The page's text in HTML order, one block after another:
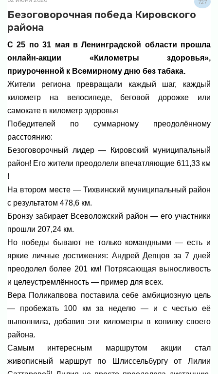
727
Безоговорочная победа Кировского
района
С 25 по 31 мая в Ленинградской области прошла
онлайн‑акции «Километры здоровья»,
приуроченной к Всемирному дню без табака.
Жители региона превращали каждый шаг, каждый
километр на велосипеде, беговой дорожке или
самокате в километр здоровья
Победителей по суммарному преодолённому
расстоянию:
Безоговорочный лидер — Кировский муниципальный
район! Его жители преодолели впечатляющие 611,33 км
!
На втором месте — Тихвинский муниципальный район
с результатом 478,6 км.
Бронзу забирает Всеволожский район — его участники
прошли 207,24 км.
Но победы бывают не только командными — есть и
яркие личные достижения: Андрей Депцов за 7 дней
преодолел более 201 км! Потрясающая выносливость
и целеустремлённость — пример для всех.
Вера Поликапвова поставила себе амбициозную цель
— пробежать 100 км за неделю — и с честью её
выполнила, добавив эти километры в копилку своего
района.
Самым интересным маршрутом акции стал
живописный маршрут по Шлиссельбургу от Лилии